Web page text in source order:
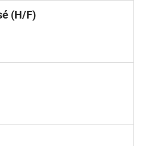
(H/F)(Nouvelle